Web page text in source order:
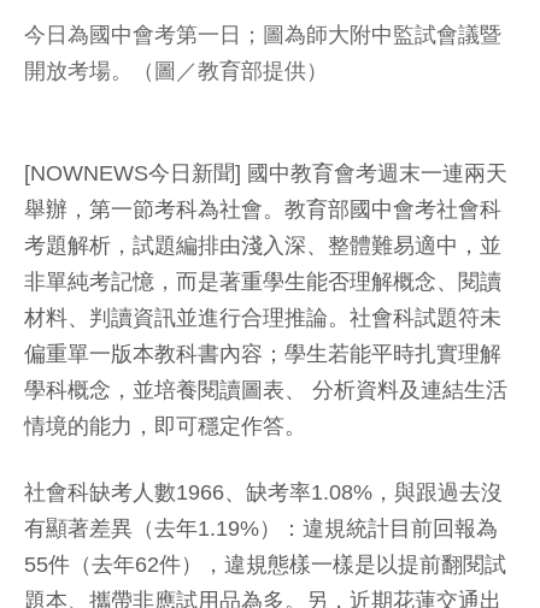
今日為國中會考第一日；圖為師大附中監試會議暨
開放考場。（圖／教育部提供）
[NOWNEWS今日新聞] 國中教育會考週末一連兩天
舉辦，第一節考科為社會。教育部國中會考社會科
考題解析，試題編排由淺入深、整體難易適中，並
非單純考記憶，而是著重學生能否理解概念、閱讀
材料、判讀資訊並進行合理推論。社會科試題符未
偏重單一版本教科書內容；學生若能平時扎實理解
學科概念，並培養閱讀圖表、 分析資料及連結生活
情境的能力，即可穩定作答。
社會科缺考人數1966、缺考率1.08%，與跟過去沒
有顯著差異（去年1.19%）：違規統計目前回報為
55件（去年62件），違規態樣一樣是以提前翻閱試
題本、攜帶非應試用品為多。另，近期花蓮交通出